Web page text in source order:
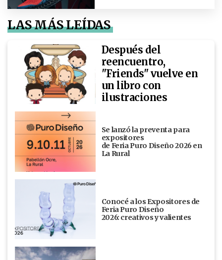
LAS MÁS LEÍDAS
Después del
reencuentro,
"Friends" vuelve en
un libro con
ilustraciones
Se lanzó la preventa para
expositores
de Feria Puro Diseño 2026 en
La Rural
Conocé a los Expositores de
Feria Puro Diseño
2026: creativos y valientes